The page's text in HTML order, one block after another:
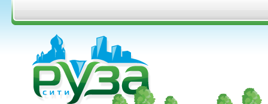
Перейти к основному содержанию